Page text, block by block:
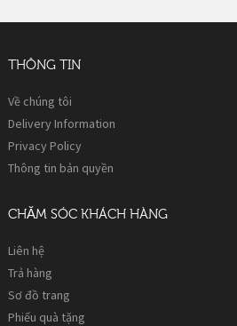
THÔNG TIN
Về chúng tôi
Delivery Information
Privacy Policy
Thông tin bản quyền
CHĂM SÓC KHÁCH HÀNG
Liên hệ
Trả hàng
Sơ đồ trang
Phiếu quà tặng